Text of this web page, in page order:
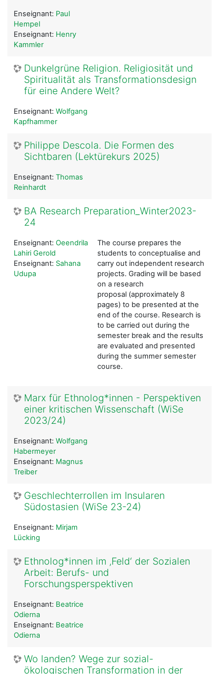
Enseignant: Paul
Hempel
Enseignant: Henry
Kammler
Dunkelgrüne Religion. Religiosität und
Spiritualität als Transformationsdesign
für eine Andere Welt?
Enseignant: Wolfgang
Kapfhammer
Philippe Descola. Die Formen des
Sichtbaren (Lektürekurs 2025)
Enseignant: Thomas
Reinhardt
BA Research Preparation_Winter2023-
24
The course prepares the
students to conceptualise and
carry out independent research
projects. Grading will be based
on a research
proposal (approximately 8
pages) to be presented at the
end of the course. Research is
to be carried out during the
semester break and the results
are evaluated and presented
during the summer semester
course.
Enseignant: Oeendrila
Lahiri Gerold
Enseignant: Sahana
Udupa
Marx für Ethnolog*innen - Perspektiven
einer kritischen Wissenschaft (WiSe
2023/24)
Enseignant: Wolfgang
Habermeyer
Enseignant: Magnus
Treiber
Geschlechterrollen im Insularen
Südostasien (WiSe 23-24)
Enseignant: Mirjam
Lücking
Ethnolog*innen im ‚Feld‘ der Sozialen
Arbeit: Berufs- und
Forschungsperspektiven
Enseignant: Beatrice
Odierna
Enseignant: Beatrice
Odierna
Wo landen? Wege zur sozial-
ökologischen Transformation in der